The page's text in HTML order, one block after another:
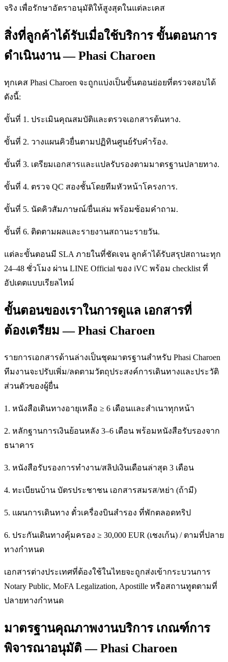
จริง เพื่อรักษาอัตราอนุมัติให้สูงสุดในแต่ละเคส
สิ่งที่ลูกค้าได้รับเมื่อใช้บริการ ขั้นตอนการ
ดำเนินงาน — Phasi Charoen
ทุกเคส Phasi Charoen จะถูกแบ่งเป็นขั้นตอนย่อยที่ตรวจสอบได้
ดังนี้:
ขั้นที่ 1. ประเมินคุณสมบัติและตรวจเอกสารต้นทาง.
ขั้นที่ 2. วางแผนคิวยื่นตามปฏิทินศูนย์รับคำร้อง.
ขั้นที่ 3. เตรียมเอกสารและแปลรับรองตามมาตรฐานปลายทาง.
ขั้นที่ 4. ตรวจ QC สองชั้นโดยทีมหัวหน้าโครงการ.
ขั้นที่ 5. นัดคิวสัมภาษณ์/ยื่นเล่ม พร้อมซ้อมคำถาม.
ขั้นที่ 6. ติดตามผลและรายงานสถานะรายวัน.
แต่ละขั้นตอนมี SLA ภายในที่ชัดเจน ลูกค้าได้รับสรุปสถานะทุก
24–48 ชั่วโมง ผ่าน LINE Official ของ iVC พร้อม checklist ที่
อัปเดตแบบเรียลไทม์
ขั้นตอนของเราในการดูแล เอกสารที่
ต้องเตรียม — Phasi Charoen
รายการเอกสารด้านล่างเป็นชุดมาตรฐานสำหรับ Phasi Charoen
ทีมงานจะปรับเพิ่ม/ลดตามวัตถุประสงค์การเดินทางและประวัติ
ส่วนตัวของผู้ยื่น
1. หนังสือเดินทางอายุเหลือ ≥ 6 เดือนและสำเนาทุกหน้า
2. หลักฐานการเงินย้อนหลัง 3–6 เดือน พร้อมหนังสือรับรองจาก
ธนาคาร
3. หนังสือรับรองการทำงาน/สลิปเงินเดือนล่าสุด 3 เดือน
4. ทะเบียนบ้าน บัตรประชาชน เอกสารสมรส/หย่า (ถ้ามี)
5. แผนการเดินทาง ตั๋วเครื่องบินสำรอง ที่พักตลอดทริป
6. ประกันเดินทางคุ้มครอง ≥ 30,000 EUR (เชงเก้น) / ตามที่ปลาย
ทางกำหนด
เอกสารต่างประเทศที่ต้องใช้ในไทยจะถูกส่งเข้ากระบวนการ
Notary Public, MoFA Legalization, Apostille หรือสถานทูตตามที่
ปลายทางกำหนด
มาตรฐานคุณภาพงานบริการ เกณฑ์การ
พิจารณาอนุมัติ — Phasi Charoen